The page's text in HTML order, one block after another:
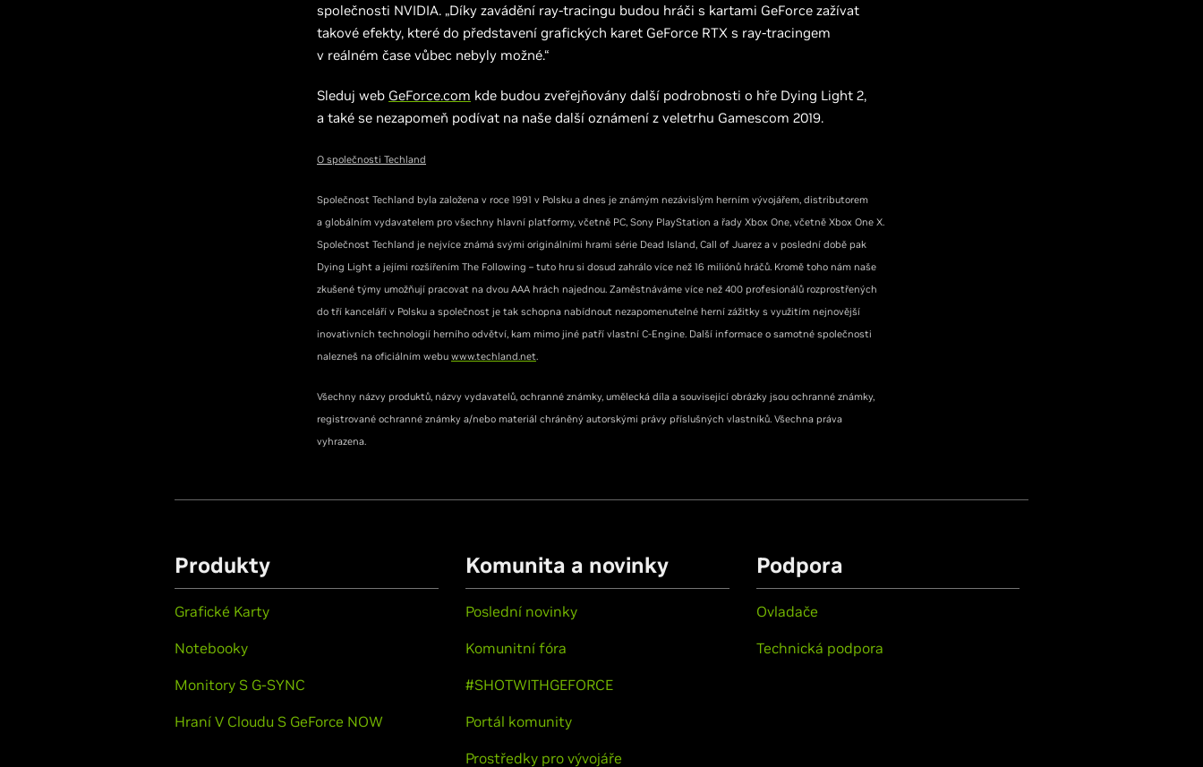
společnosti NVIDIA. „Díky zavádění ray-tracingu budou hráči s kartami GeForce zažívat
takové efekty, které do představení grafických karet GeForce RTX s ray-tracingem
v reálném čase vůbec nebyly možné.“
Sleduj web GeForce.com kde budou zveřejňovány další podrobnosti o hře Dying Light 2,
a také se nezapomeň podívat na naše další oznámení z veletrhu Gamescom 2019.
O společnosti Techland
Společnost Techland byla založena v roce 1991 v Polsku a dnes je známým nezávislým herním vývojářem, distributorem
a globálním vydavatelem pro všechny hlavní platformy, včetně PC, Sony PlayStation a řady Xbox One, včetně Xbox One X.
Společnost Techland je nejvíce známá svými originálními hrami série Dead Island, Call of Juarez a v poslední době pak
Dying Light a jejími rozšířením The Following – tuto hru si dosud zahrálo více než 16 miliónů hráčů. Kromě toho nám naše
zkušené týmy umožňují pracovat na dvou AAA hrách najednou. Zaměstnáváme více než 400 profesionálů rozprostřených
do tří kanceláří v Polsku a společnost je tak schopna nabídnout nezapomenutelné herní zážitky s využitím nejnovější
inovativních technologií herního odvětví, kam mimo jiné patří vlastní C-Engine. Další informace o samotné společnosti
nalezneš na oficiálním webu www.techland.net
Všechny názvy produktů, názvy vydavatelů, ochranné známky, umělecká díla a související obrázky jsou ochranné známky,
registrované ochranné známky a/nebo materiál chráněný autorskými právy příslušných vlastníků. Všechna práva
vyhrazena.
Produkty
Grafické Karty
Notebooky
Monitory S G-SYNC
Hraní V Cloudu S GeForce NOW
Komunita a novinky
Poslední novinky
Komunitní fóra
#SHOTWITHGEFORCE
Portál komunity
Prostředky pro vývojáře
Podpora
Ovladače
Technická podpora